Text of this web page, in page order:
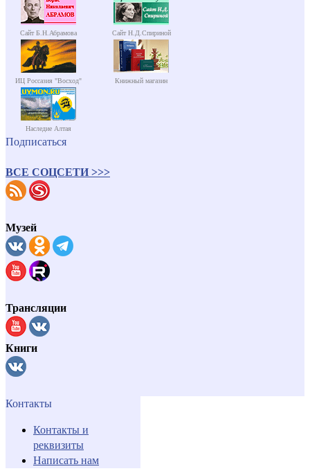
Сайт Б.Н.Абрамова Сайт Н.Д.Спириной
ИЦ Россазия "Восход" Книжный магазин
Наследие Алтая
Подписаться
ВСЕ СОЦСЕТИ >>>
Музей
Трансляции
Книги
Контакты
Контакты и
реквизиты
Написать нам